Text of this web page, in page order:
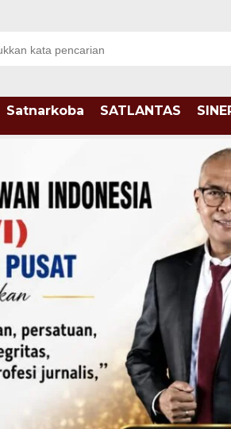
Satnarkoba SATLANTAS